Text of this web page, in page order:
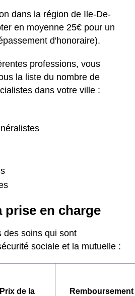
dans la région de Ile-De-
en moyenne 25€ pour un
d'honoraire).
professions, vous
la liste du nombre de
dans votre ville :
prise en charge
des soins qui sont
sociale et la mutuelle :
Prix de la
Remboursement